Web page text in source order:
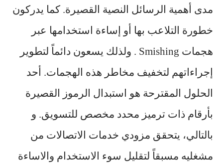
مدى أهمية الرسائل النصية القصيرة. كما يدركون
خطورة التلاعب بها أو إساءة استخدامها عبر
هجمات Smishing . ولذلك يسعون دائماً لتطوير
إجراءاتهم لتخفيف مخاطر هذه الهجمات. أحد
الحلول المقترحة هو استبدال الرموز القصيرة
بأرقام ذات ترميز محدد مخصص للتسويق. و
بالتالي، يتحقق مزودي خدمات الاتصالات من
مشغليه مسبقاً لتقليل سوء الاستخدام والاساءة